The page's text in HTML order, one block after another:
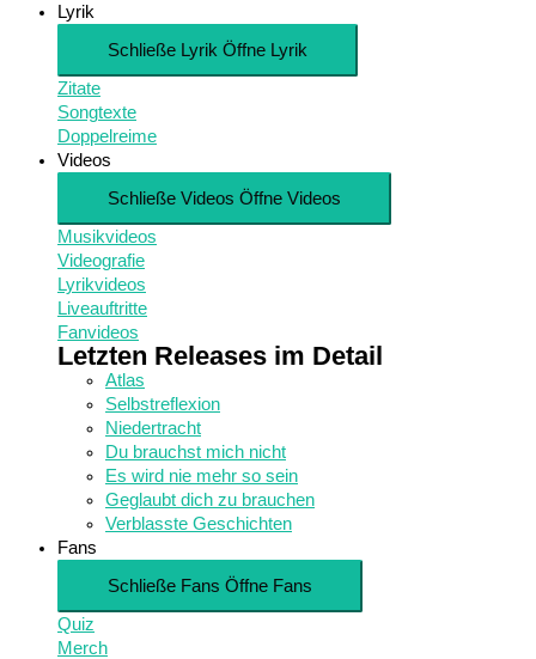
Lyrik
Schließe Lyrik Öffne Lyrik
Zitate
Songtexte
Doppelreime
Videos
Schließe Videos Öffne Videos
Musikvideos
Videografie
Lyrikvideos
Liveauftritte
Fanvideos
Letzten Releases im Detail
Atlas
Selbstreflexion
Niedertracht
Du brauchst mich nicht
Es wird nie mehr so sein
Geglaubt dich zu brauchen
Verblasste Geschichten
Fans
Schließe Fans Öffne Fans
Quiz
Merch